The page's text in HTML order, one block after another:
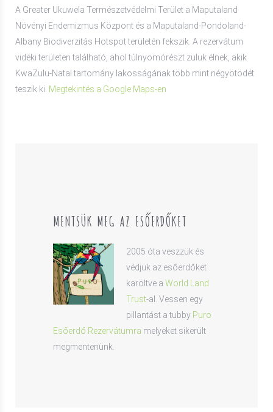
A Greater Ukuwela Természetvédelmi Terület a Maputaland
Növényi Endemizmus Központ és a Maputaland-Pondoland-
Albany Biodiverzitás Hotspot területén fekszik. A rezervátum
vidéki területen található, ahol túlnyomórészt zuluk élnek, akik
KwaZulu-Natal tartomány lakosságának több mint négyötödét
teszik ki. Megtekintés a Google Maps-en
MENTSÜK MEG AZ ESŐERDŐKET
2005 óta veszzük és
védjük az esőerdőket
karöltve a World Land
Trust-al. Vessen egy
pillantást a tubby Puro
Esőerdő Rezervátumra melyeket sikerült
megmentenünk.